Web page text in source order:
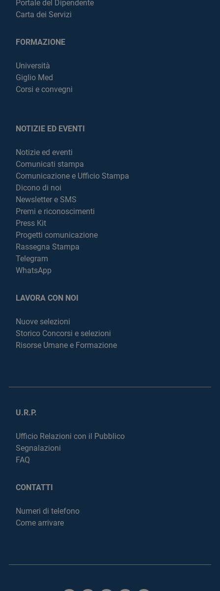
Portale del Dipendente
Carta dei Servizi
FORMAZIONE
Università
Giglio Med
Corsi e convegni
NOTIZIE ED EVENTI
Notizie ed eventi
Comunicati stampa
Comunicazione e Ufficio Stampa
Dicono di noi
Newsletter e SMS
Premi e riconoscimenti
Press Kit
Progetti comunicazione
Rassegna Stampa
Telegram
WhatsApp
LAVORA CON NOI
Nuove selezioni
Storico Concorsi e selezioni
Risorse Umane e Formazione
U.R.P.
Ufficio Relazioni con il Pubblico
Segnalazioni
FAQ
CONTATTI
Numeri di telefono
Come arrivare